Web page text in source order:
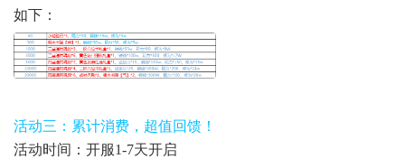
如下：
活动三：累计消费，超值回馈！
活动时间：开服1-7天开启